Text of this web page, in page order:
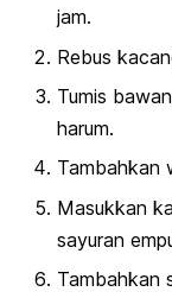
jam.
Rebus
Tumis
harum.
Tambahkan
Masukkan
sayuran
Tambahkan